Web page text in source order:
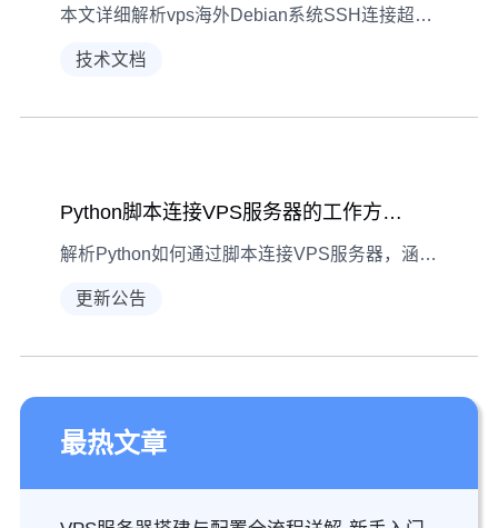
本文详细解析vps海外Debian系统SSH连接超时的常见现象与排查步骤，涵盖网络检查、服务状态、防火墙设置及配置文件调整等实用方法，助你快速定位并解决问题。
技术文档
Python脚本连接VPS服务器的工作方式解析
解析Python如何通过脚本连接VPS服务器，涵盖关键工具、操作流程及实际应用场景，助你高效管理远程服务器。
更新公告
最热文章